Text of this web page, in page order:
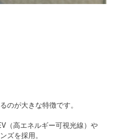
のが大きな特徴です。
（高エネルギー可視光線）や
ズを採用。